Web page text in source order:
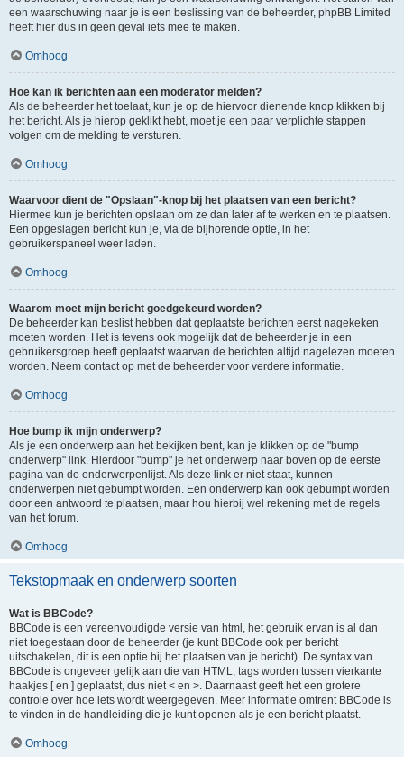
een waarschuwing naar je is een beslissing van de beheerder, phpBB Limited
heeft hier dus in geen geval iets mee te maken.
Omhoog
Hoe kan ik berichten aan een moderator melden?
Als de beheerder het toelaat, kun je op de hiervoor dienende knop klikken bij
het bericht. Als je hierop geklikt hebt, moet je een paar verplichte stappen
volgen om de melding te versturen.
Omhoog
Waarvoor dient de "Opslaan"-knop bij het plaatsen van een bericht?
Hiermee kun je berichten opslaan om ze dan later af te werken en te plaatsen.
Een opgeslagen bericht kun je, via de bijhorende optie, in het
gebruikerspaneel weer laden.
Omhoog
Waarom moet mijn bericht goedgekeurd worden?
De beheerder kan beslist hebben dat geplaatste berichten eerst nagekeken
moeten worden. Het is tevens ook mogelijk dat de beheerder je in een
gebruikersgroep heeft geplaatst waarvan de berichten altijd nagelezen moeten
worden. Neem contact op met de beheerder voor verdere informatie.
Omhoog
Hoe bump ik mijn onderwerp?
Als je een onderwerp aan het bekijken bent, kan je klikken op de "bump
onderwerp" link. Hierdoor "bump" je het onderwerp naar boven op de eerste
pagina van de onderwerpenlijst. Als deze link er niet staat, kunnen
onderwerpen niet gebumpt worden. Een onderwerp kan ook gebumpt worden
door een antwoord te plaatsen, maar hou hierbij wel rekening met de regels
van het forum.
Omhoog
Tekstopmaak en onderwerp soorten
Wat is BBCode?
BBCode is een vereenvoudigde versie van html, het gebruik ervan is al dan
niet toegestaan door de beheerder (je kunt BBCode ook per bericht
uitschakelen, dit is een optie bij het plaatsen van je bericht). De syntax van
BBCode is ongeveer gelijk aan die van HTML, tags worden tussen vierkante
haakjes [ en ] geplaatst, dus niet < en >. Daarnaast geeft het een grotere
controle over hoe iets wordt weergegeven. Meer informatie omtrent BBCode is
te vinden in de handleiding die je kunt openen als je een bericht plaatst.
Omhoog